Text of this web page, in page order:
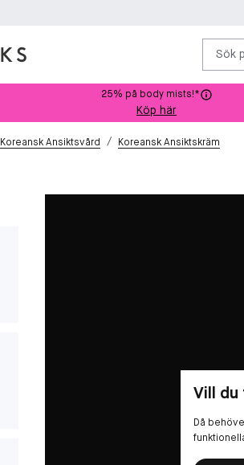
Sök
25% på body mists!*
Köp här
Koreansk Ansiktsvård / Koreansk Ansiktskräm
Vill
Då